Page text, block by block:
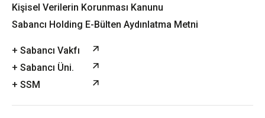
Kişisel Verilerin Korunması Kanunu
Sabancı Holding E-Bülten Aydınlatma Metni
+ Sabancı Vakfı
+ Sabancı Üni.
+ SSM